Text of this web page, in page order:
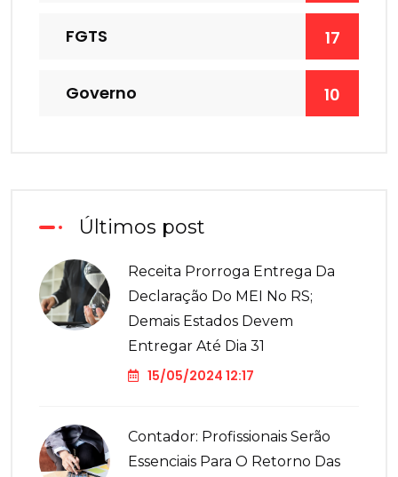
FGTS 17
Governo 10
Últimos post
Receita Prorroga Entrega Da
Declaração Do MEI No RS;
Demais Estados Devem
Entregar Até Dia 31
15/05/2024 12:17
Contador: Profissionais Serão
Essenciais Para O Retorno Das